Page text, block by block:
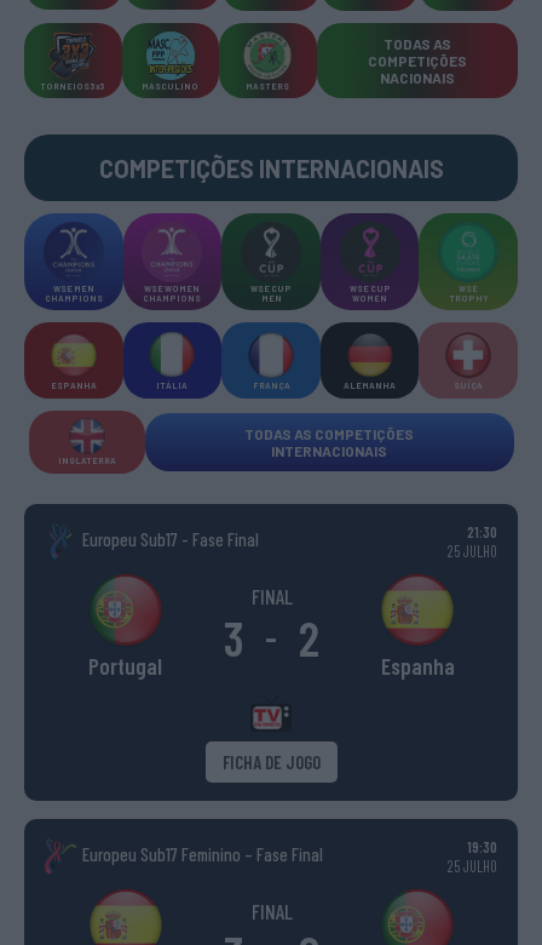
TORNEIOS 3x3 MASCULINO MASTERS
TODAS AS
COMPETIÇÕES
NACIONAIS
COMPETIÇÕES INTERNACIONAIS
WSE MEN
CHAMPIONS
WSE WOMEN
CHAMPIONS
WSE CUP
MEN
WSE CUP
WOMEN
WSE
TROPHY
ESPANHA ITÁLIA FRANÇA ALEMANHA SUÍÇA
INGLATERRA
TODAS AS COMPETIÇÕES
INTERNACIONAIS
Europeu Sub17 - Fase Final
21:30
25 JULHO
Portugal
FINAL
3 - 2 Espanha
FICHA DE JOGO
Europeu Sub17 Feminino – Fase Final
19:30
25 JULHO
FINAL